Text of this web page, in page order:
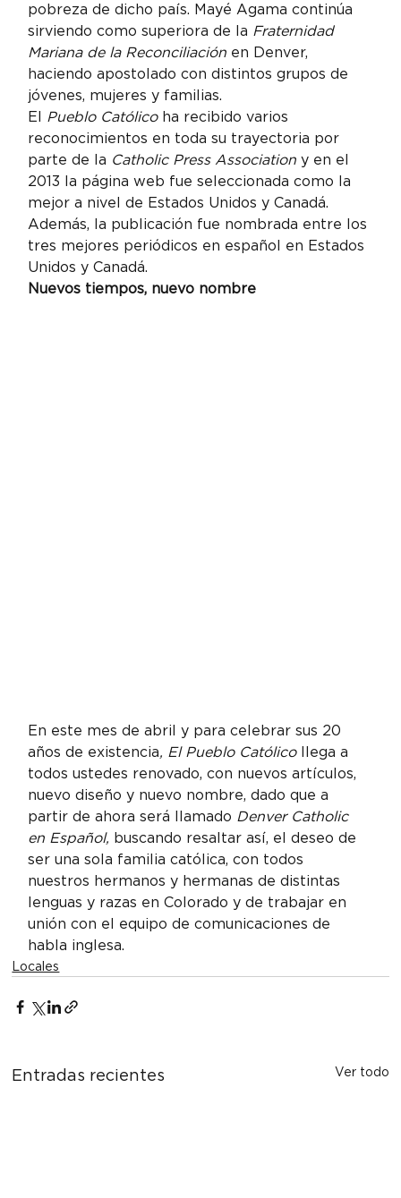
pobreza de dicho país. Mayé Agama continúa
sirviendo como superiora de la Fraternidad
Mariana de la Reconciliación en Denver,
haciendo apostolado con distintos grupos de
jóvenes, mujeres y familias.
El Pueblo Católico ha recibido varios
reconocimientos en toda su trayectoria por
parte de la Catholic Press Association y en el
2013 la página web fue seleccionada como la
mejor a nivel de Estados Unidos y Canadá.
Además, la publicación fue nombrada entre los
tres mejores periódicos en español en Estados
Unidos y Canadá.
Nuevos tiempos, nuevo nombre
En este mes de abril y para celebrar sus 20
años de existencia, El Pueblo Católico llega a
todos ustedes renovado, con nuevos artículos,
nuevo diseño y nuevo nombre, dado que a
partir de ahora será llamado Denver Catholic
en Español, buscando resaltar así, el deseo de
ser una sola familia católica, con todos
nuestros hermanos y hermanas de distintas
lenguas y razas en Colorado y de trabajar en
unión con el equipo de comunicaciones de
habla inglesa.
Locales
Entradas recientes Ver todo